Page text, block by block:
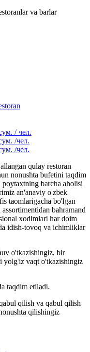
va barlar
/ чел.
/чел.
/чел.
qulay restoran
nonushta bufetini taqdim
poytaxtning barcha aholisi
an'anaviy o'zbek
taomlarigacha bo'lgan
bahramand
xodimlari har doim
idish-tovoq va ichimliklar
o'tkazishingiz, bir
yolg'iz vaqt o'tkazishingiz
taqdim etiladi.
qilish va qabul qilish
qilishingiz